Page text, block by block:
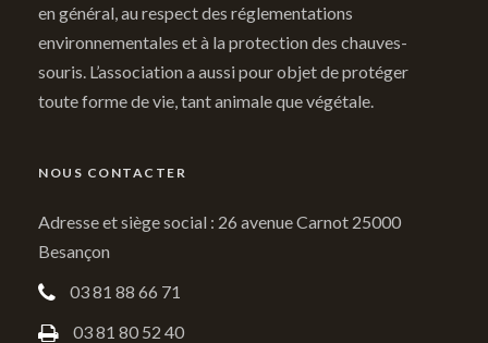
en général, au respect des réglementations
environnementales et à la protection des chauves-
souris. L’association a aussi pour objet de protéger
toute forme de vie, tant animale que végétale.
NOUS CONTACTER
Adresse et siège social : 26 avenue Carnot 25000
Besançon
03 81 88 66 71
03 81 80 52 40